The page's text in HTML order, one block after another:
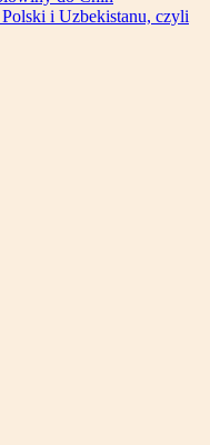
i Uzbekistanu, czyli